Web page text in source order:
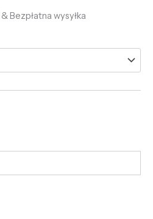
& Bezpłatna wysyłka